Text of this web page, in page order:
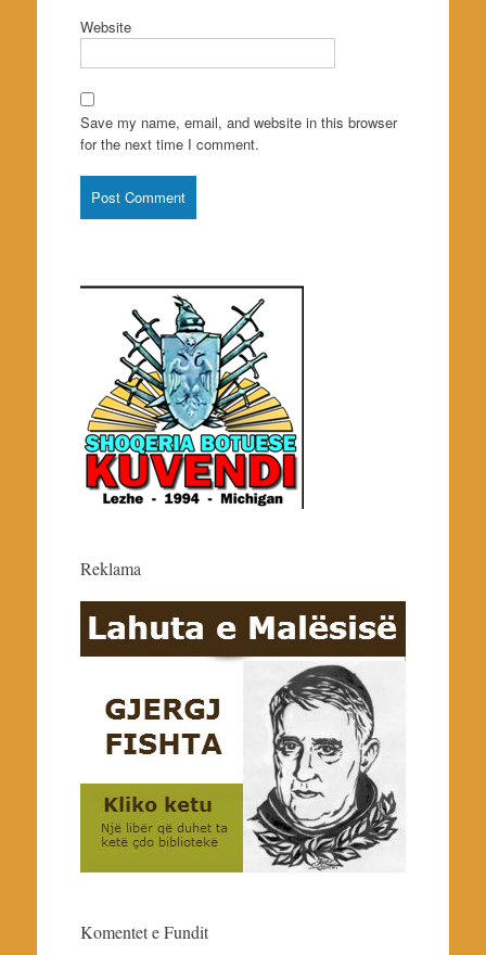
Website
Save my name, email, and website in this browser
for the next time I comment.
Reklama
Komentet e Fundit